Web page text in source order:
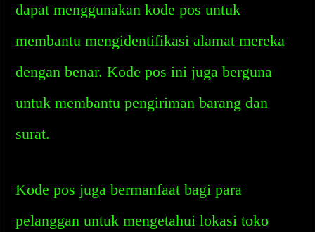
dapat menggunakan kode pos untuk
membantu mengidentifikasi alamat mereka
dengan benar. Kode pos ini juga berguna
untuk membantu pengiriman barang dan
surat.
Kode pos juga bermanfaat bagi para
pelanggan untuk mengetahui lokasi toko